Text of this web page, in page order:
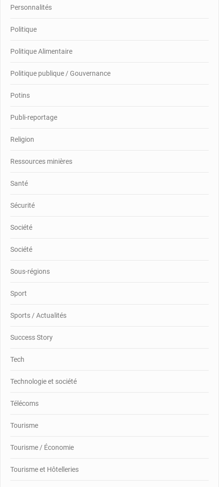
Personnalités
Politique
Politique Alimentaire
Politique publique / Gouvernance
Potins
Publi-reportage
Religion
Ressources minières
Santé
Sécurité
Société
Société
Sous-régions
Sport
Sports / Actualités
Success Story
Tech
Technologie et société
Télécoms
Tourisme
Tourisme / Économie
Tourisme et Hôtelleries